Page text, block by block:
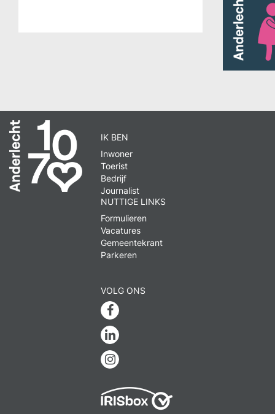
IK BEN
Inwoner
Toerist
Bedrijf
Journalist
NUTTIGE LINKS
Formulieren
Vacatures
Gemeentekrant
Parkeren
VOLG ONS
Facebook
Linkedin
Instagram